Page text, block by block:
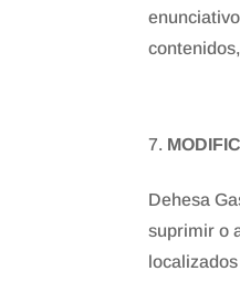
Dehesa
suprimir o